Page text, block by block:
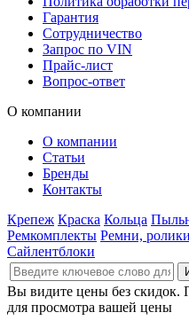
Гарантия
Сотрудничество
Запрос по VIN
Прайс-лист
Вопрос-ответ
О компании
О компании
Статьи
Бренды
Контакты
Крепеж Краска Кольца
Ремкомплекты Ремни, ролики
Сайлентблоки
Вы видите цены без скидок.
для просмотра вашей цены